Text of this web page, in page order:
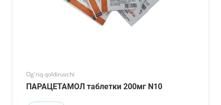
Og'riq qoldiruvchi
ПАРАЦЕТАМОЛ таблетки 200мг N10